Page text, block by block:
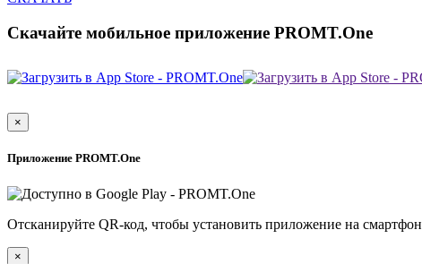
Скачайте мобильное приложение PROMT.One
×
Приложение PROMT.One
Отсканируйте QR-код, чтобы установить приложение на смартфон
×